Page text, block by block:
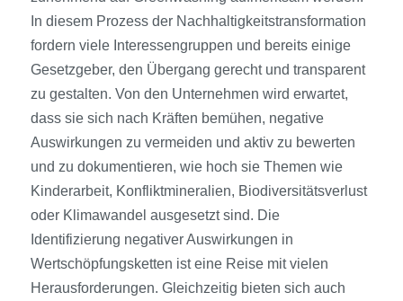
In diesem Prozess der Nachhaltigkeitstransformation
fordern viele Interessengruppen und bereits einige
Gesetzgeber, den Übergang gerecht und transparent
zu gestalten. Von den Unternehmen wird erwartet,
dass sie sich nach Kräften bemühen, negative
Auswirkungen zu vermeiden und aktiv zu bewerten
und zu dokumentieren, wie hoch sie Themen wie
Kinderarbeit, Konfliktmineralien, Biodiversitätsverlust
oder Klimawandel ausgesetzt sind. Die
Identifizierung negativer Auswirkungen in
Wertschöpfungsketten ist eine Reise mit vielen
Herausforderungen. Gleichzeitig bieten sich auch